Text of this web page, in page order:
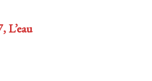
L’eau